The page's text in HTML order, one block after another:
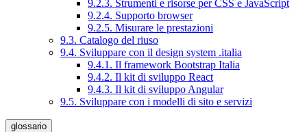
9.2.3. Strumenti e risorse per CSS e JavaScript
9.2.4. Supporto browser
9.2.5. Misurare le prestazioni
9.3. Catalogo del riuso
9.4. Sviluppare con il design system .italia
9.4.1. Il framework Bootstrap Italia
9.4.2. Il kit di sviluppo React
9.4.3. Il kit di sviluppo Angular
9.5. Sviluppare con i modelli di sito e servizi
glossario